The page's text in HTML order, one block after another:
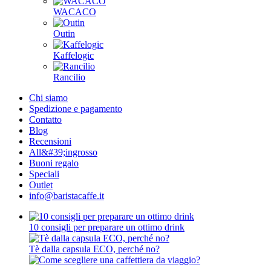
WACACO
Outin
Kaffelogic
Rancilio
Chi siamo
Spedizione e pagamento
Contatto
Blog
Recensioni
All&#39;ingrosso
Buoni regalo
Speciali
Outlet
info@baristacaffe.it
10 consigli per preparare un ottimo drink
Tè dalla capsula ECO, perché no?